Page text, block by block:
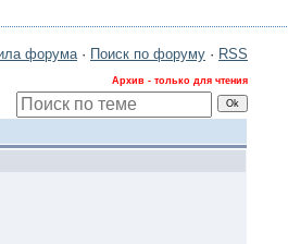
форума· Поиск по форуму · RSS
Архив - только для чтения